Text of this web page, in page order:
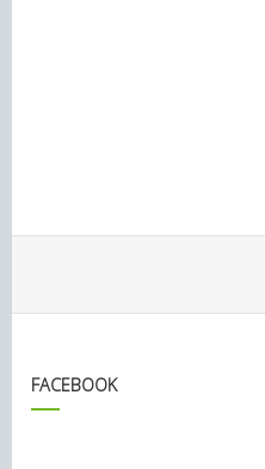
FACEBOOK